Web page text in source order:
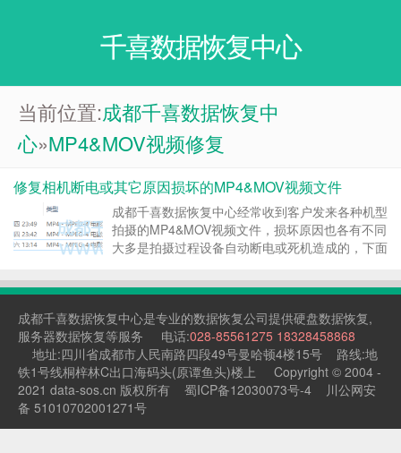
千喜数据恢复中心
当前位置:成都千喜数据恢复中
心»MP4&MOV视频修复
修复相机断电或其它原因损坏的MP4&MOV视频文件
成都千喜数据恢复中心经常收到客户发来各种机型
拍摄的MP4&MOV视频文件，损坏原因也各有不同
大多是拍摄过程设备自动断电或死机造成的，下面
原理。 客户描述使用的是使用的是索尼
成都千喜数据恢复中心是专业的数据恢复公司提供硬盘数据恢复,
服务器数据恢复等服务 电话:028-85561275 18328458868
地址:四川省成都市人民南路四段49号曼哈顿4楼15号 路线:地
铁1号线桐梓林C出口海码头(原谭鱼头)楼上 Copyright © 2004 -
2021 data-sos.cn 版权所有 蜀ICP备12030073号-4 川公网安
备 51010702001271号